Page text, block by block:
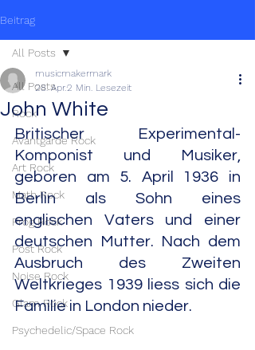
Beitrag
All Posts
Rock
Avantgarde Rock
Art Rock
Math Rock
Prog Rock
Post Rock
Noise Rock
Glam Rock
Psychedelic/Space Rock
All Posts
John White
musicmakermark
28. Apr.2 Min. Lesezeit
Britischer Experimental-
Komponist und Musiker,
geboren am 5. April 1936 in
Berlin als Sohn eines
englischen Vaters und einer
deutschen Mutter. Nach dem
Ausbruch des Zweiten
Weltkrieges 1939 liess sich die
Familie in London nieder.